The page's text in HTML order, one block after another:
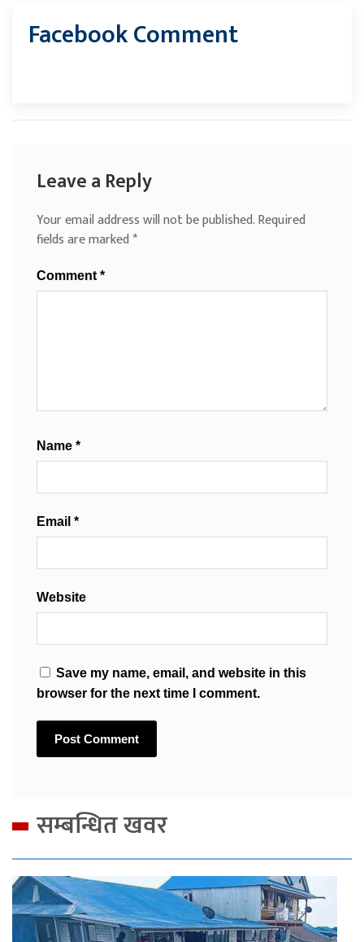
Facebook Comment
Leave a Reply
Your email address will not be published.Required
fields are marked*
Comment *
Name *
Email *
Website
Save my name, email, and website in this
browser for the next time I comment.
सम्बन्धित खवर